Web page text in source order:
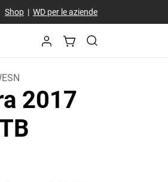
Shop| WD per le aziende
2017